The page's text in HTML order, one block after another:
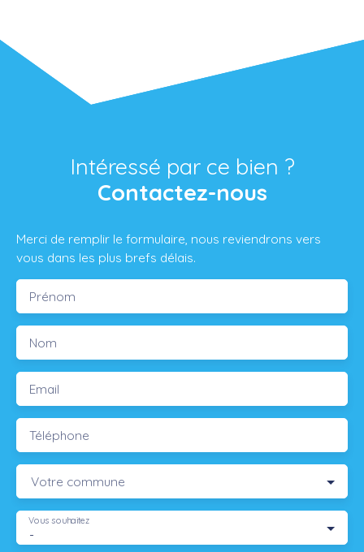
Intéressé par ce bien ?
Contactez-nous
Merci de remplir le formulaire, nous reviendrons vers
vous dans les plus brefs délais.
Prénom
Nom
Email
Téléphone
Votre commune
-
Vous souhaitez